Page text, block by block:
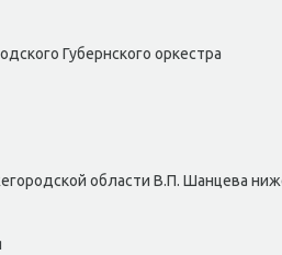
Губернского оркестра
области В.П. Шанцева